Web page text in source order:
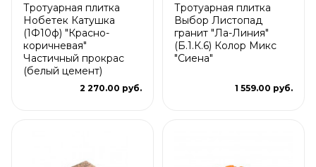
Тротуарная плитка
Нобетек Катушка
(1Ф10ф) "Красно-
коричневая"
Частичный прокрас
(белый цемент)
2 270.00 руб.
Тротуарная плитка
Выбор Листопад
гранит "Ла-Линия"
(Б.1.К.6) Колор Микс
"Сиена"
1 559.00 руб.